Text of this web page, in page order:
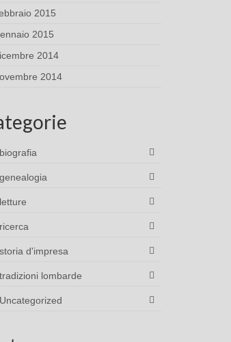
2015
2015
2014
2014
biografia
genealogia
letture
ricerca
storia d'impresa
tradizioni lombarde
Uncategorized